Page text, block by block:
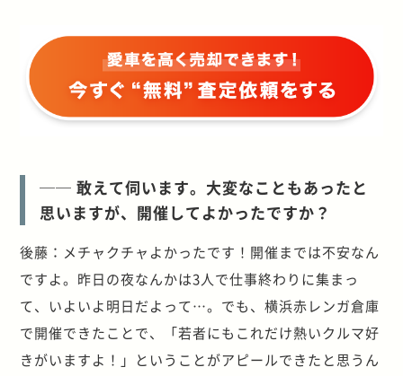
── 敢えて伺います。大変なこともあったと
思いますが、開催してよかったですか？
後藤：メチャクチャよかったです！開催までは不安なん
ですよ。昨日の夜なんかは3人で仕事終わりに集まっ
て、いよいよ明日だよって…。でも、横浜赤レンガ倉庫
で開催できたことで、「若者にもこれだけ熱いクルマ好
きがいますよ！」ということがアピールできたと思うん